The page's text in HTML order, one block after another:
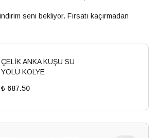
seni bekliyor. Fırsatı kaçırmadan
ÇELİK ANKA KUŞU SU
YOLU KOLYE
₺ 687.50